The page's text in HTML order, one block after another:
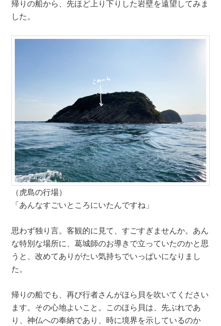
帰りの船から、先ほど上り下りした岩壁を遠望してみま
した。
（虎島の行場）
「あんなすごいところにいたんですね」
思わず独り言。客観的に見て、すごすぎませんか。あん
な特別な場所に、葛城師のお導きで立っていたのかと思
うと、改めてありがたい気持ちでいっぱいになりまし
た。
帰りの船でも、再び行者さんがほら貝を吹いてください
ます。その心地よいこと。このほら貝は、先ぶれであ
り、神仏への奉納であり、時に境界を示しているのか